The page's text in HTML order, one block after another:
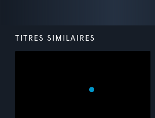
TITRES SIMILAIRES